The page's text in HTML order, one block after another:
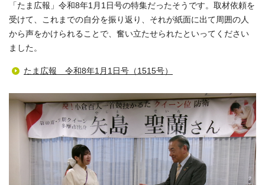
「たま広報」令和8年1月1日号の特集だったそうです。取材依頼を
受けて、これまでの自分を振り返り、それが紙面に出て周囲の人
から声をかけられることで、奮い立たせられたといってください
ました。
たま広報 令和8年1月1日号（1515号）